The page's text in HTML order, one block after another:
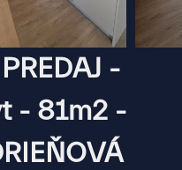
-
- 81m2 -